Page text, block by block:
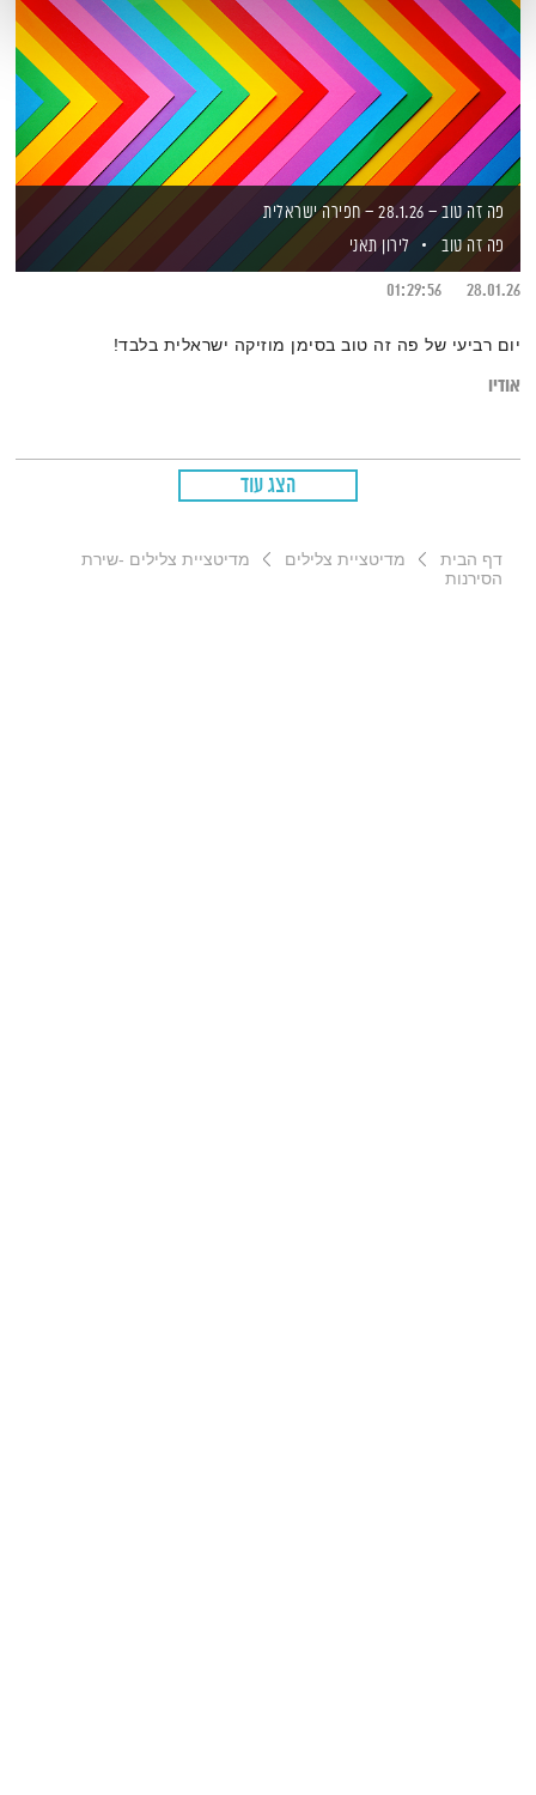
פה זה טוב – 28.1.26 – חפירה ישראלית
פה זה טוב
לירון תאני
28.01.26
01:29:56
יום רביעי של פה זה טוב בסימן מוזיקה ישראלית בלבד!
אודיו
הצג עוד
דף הבית מדיטציית צלילים
מדיטציית צלילים -שירת
הסירנות